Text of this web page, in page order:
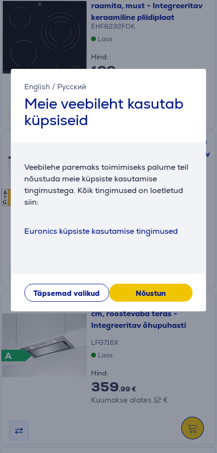
English / Русский
Meie veebileht kasutab
küpsiseid
Veebilehe paremaks toimimiseks palume teil
nõustuda meie küpsiste kasutamise
tingimustega. Kõik tingimused on loetletud
siin:
Euronics küpsiste kasutamise tingimused
Täpsemad valikud Nõustun
raamita, must - Integreeritav
keraamiline pliidiplaat
EHF6232FOK
Laos
Hind:
199
A
G
Electrolux 600 QuickSelect, 13
nõudekomplekti - Integreeritav
nõudepesumasin
EEQ47210L
Laos
455.99 €
A
Electrolux, 700 m³/h, laius 54
cm, roostevaba teras -
Integreeritav õhupuhasti
LFG716X
Laos
Hind:
359.99 €
Kuumakse alates 12 €